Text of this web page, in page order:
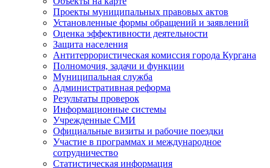
Проекты муниципальных правовых актов
Установленные формы обращений и заявлений
Оценка эффективности деятельности
Защита населения
Антитеррористическая комиссия города Кургана
Полномочия, задачи и функции
Муниципальная служба
Административная реформа
Результаты проверок
Информационные системы
Учрежденные СМИ
Официальные визиты и рабочие поездки
Участие в программах и международное
сотрудничество
Статистическая информация